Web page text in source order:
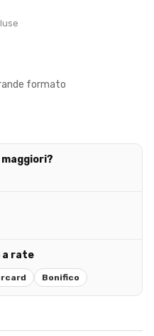
formato
a rate
Bonifico